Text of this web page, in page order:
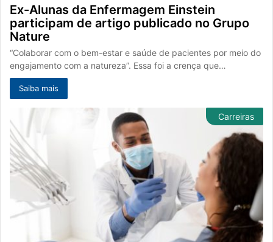
Ex-Alunas da Enfermagem Einstein
participam de artigo publicado no Grupo
Nature
“Colaborar com o bem-estar e saúde de pacientes por meio do
engajamento com a natureza”. Essa foi a crença que…
Saiba mais
Carreiras